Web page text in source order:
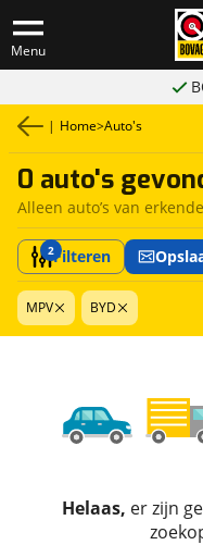
Menu
| Home>Auto's
0 auto's
Alleen auto’s van
2Filteren
MPV BYD
Helaas, er zijn